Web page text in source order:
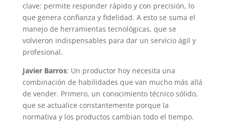
clave: permite responder rápido y con precisión, lo
que genera confianza y fidelidad. A esto se suma el
manejo de herramientas tecnológicas, que se
volvieron indispensables para dar un servicio ágil y
profesional.
Javier Barros: Un productor hoy necesita una
combinación de habilidades que van mucho más allá
de vender. Primero, un conocimiento técnico sólido,
que se actualice constantemente porque la
normativa y los productos cambian todo el tiempo.